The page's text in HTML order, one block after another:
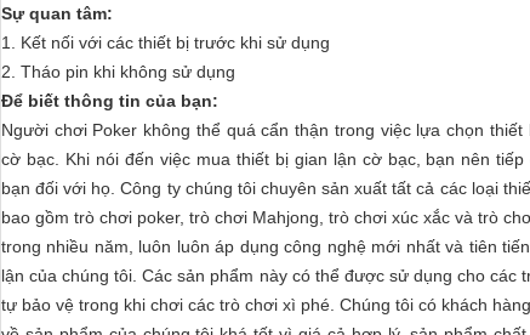
Sự quan tâm:
1. Kết nối với các thiết bị trước khi sử dụng
2. Tháo pin khi không sử dụng
Để biết thông tin của bạn:
Người chơi Poker không thể quá cẩn thận trong việc lựa chọn
cờ bạc. Khi nói đến việc mua thiết bị gian lận cờ bạc, bạn nên
bạn đối với họ. Công ty chúng tôi chuyên sản xuất tất cả các loại
bao gồm trò chơi poker, trò chơi Mahjong, trò chơi xúc xắc và trò
trong nhiều năm, luôn luôn áp dụng công nghệ mới nhất và tiên
lận của chúng tôi. Các sản phẩm này có thể được sử dụng cho các
tự bảo vệ trong khi chơi các trò chơi xì phé. Chúng tôi có khách